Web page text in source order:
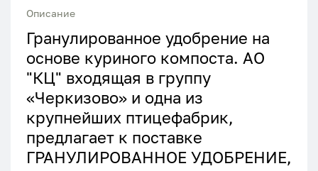
Описание
Гранулированное удобрение на
основе куриного компоста. АО
"КЦ" входящая в группу
«Черкизово» и одна из
крупнейших птицефабрик,
предлагает к поставке
ГРАНУЛИРОВАННОЕ УДОБРЕНИЕ,